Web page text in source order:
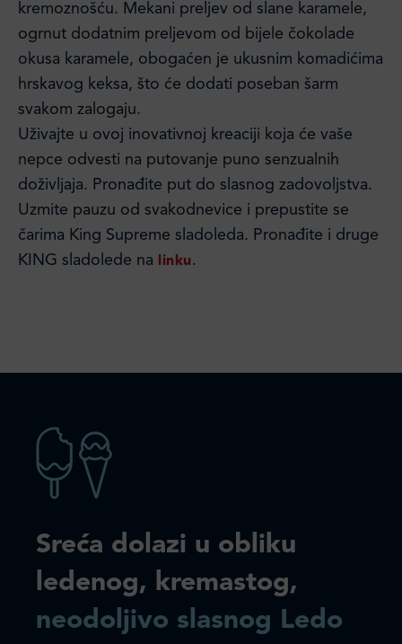
kremoznošću. Mekani preljev od slane karamele,
ogrnut dodatnim preljevom od bijele čokolade
okusa karamele, obogaćen je ukusnim komadićima
hrskavog keksa, što će dodati poseban šarm
svakom zalogaju.
Uživajte u ovoj inovativnoj kreaciji koja će vaše
nepce odvesti na putovanje puno senzualnih
doživljaja. Pronađite put do slasnog zadovoljstva.
Uzmite pauzu od svakodnevice i prepustite se
čarima King Supreme sladoleda. Pronađite i druge
KING sladolede na
linku.
Sreća dolazi u obliku
ledenog, kremastog,
neodoljivo slasnog Ledo